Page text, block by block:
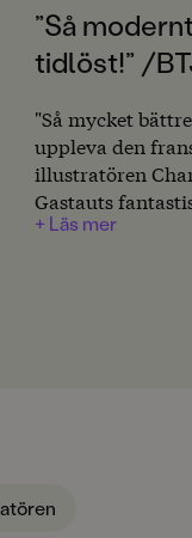
”Så
tidlöst!” /
"Så mycket
uppleva den
illustratören
Gastauts
originella bilder
för de tankarna
+ Läs mer